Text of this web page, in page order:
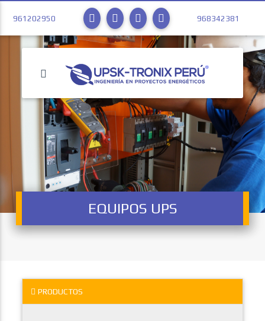
961202950 968342381
EQUIPOS UPS
PRODUCTOS